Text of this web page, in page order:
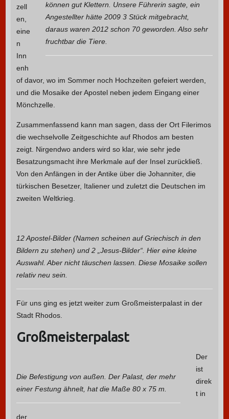
können gut Klettern. Unsere Führerin sagte, ein
Angestellter hätte 2009 3 Stück mitgebracht,
daraus waren 2012 schon 70 geworden. Also sehr
fruchtbar die Tiere.
zell
en,
eine
n
Inn
enh
of davor, wo im Sommer noch Hochzeiten gefeiert werden,
und die Mosaike der Apostel neben jedem Eingang einer
Mönchzelle.
Zusammenfassend kann man sagen, dass der Ort Filerimos
die wechselvolle Zeitgeschichte auf Rhodos am besten
zeigt. Nirgendwo anders wird so klar, wie sehr jede
Besatzungsmacht ihre Merkmale auf der Insel zurückließ.
Von den Anfängen in der Antike über die Johanniter, die
türkischen Besetzer, Italiener und zuletzt die Deutschen im
zweiten Weltkrieg.
12 Apostel-Bilder (Namen scheinen auf Griechisch in den
Bildern zu stehen) und 2 „Jesus-Bilder“. Hier eine kleine
Auswahl. Aber nicht täuschen lassen. Diese Mosaike sollen
relativ neu sein.
Für uns ging es jetzt weiter zum Großmeisterpalast in der
Stadt Rhodos.
Großmeisterpalast
Die Befestigung von außen. Der Palast, der mehr
einer Festung ähnelt, hat die Maße 80 x 75 m.
Der
ist
direk
t in
der